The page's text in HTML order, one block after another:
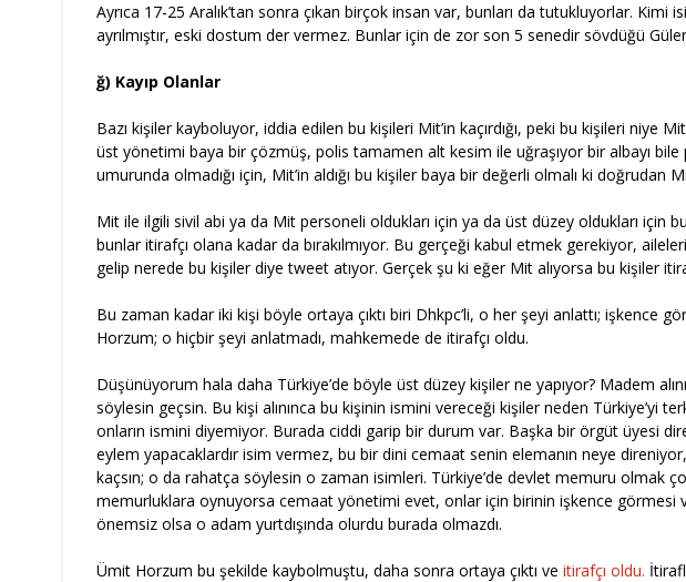
Ayrıca 17-25 Aralık’tan sonra çıkan birçok insan var, bunları da tutukluyorlar. Kimi
ayrılmıştır, eski dostum der vermez. Bunlar için de zor son 5 senedir sövdüğü
ğ) Kayıp Olanlar
Bazı kişiler kayboluyor, iddia edilen bu kişileri Mit’in kaçırdığı, peki bu kişileri niye
üst yönetimi baya bir çözmüş, polis tamamen alt kesim ile uğraşıyor bir albayı bile
umurunda olmadığı için, Mit’in aldığı bu kişiler baya bir değerli olmalı ki doğrudan
Mit ile ilgili sivil abi ya da Mit personeli oldukları için ya da üst düzey oldukları için
bunlar itirafçı olana kadar da bırakılmıyor. Bu gerçeği kabul etmek gerekiyor,
gelip nerede bu kişiler diye tweet atıyor. Gerçek şu ki eğer Mit alıyorsa bu kişiler
Bu zaman kadar iki kişi böyle ortaya çıktı biri Dhkpc’li, o her şeyi anlattı; işkence
Horzum; o hiçbir şeyi anlatmadı, mahkemede de itirafçı oldu.
Düşünüyorum hala daha Türkiye’de böyle üst düzey kişiler ne yapıyor? Madem
söylesin geçsin. Bu kişi alınınca bu kişinin ismini vereceği kişiler neden Türkiye’yi
onların ismini diyemiyor. Burada ciddi garip bir durum var. Başka bir örgüt üyesi
eylem yapacaklardır isim vermez, bu bir dini cemaat senin elemanın neye
kaçsın; o da rahatça söylesin o zaman isimleri. Türkiye’de devlet memuru olmak
memurluklara oynuyorsa cemaat yönetimi evet, onlar için birinin işkence görmesi
önemsiz olsa o adam yurtdışında olurdu burada olmazdı.
Ümit Horzum bu şekilde kaybolmuştu, daha sonra ortaya çıktı ve itirafçı oldu.